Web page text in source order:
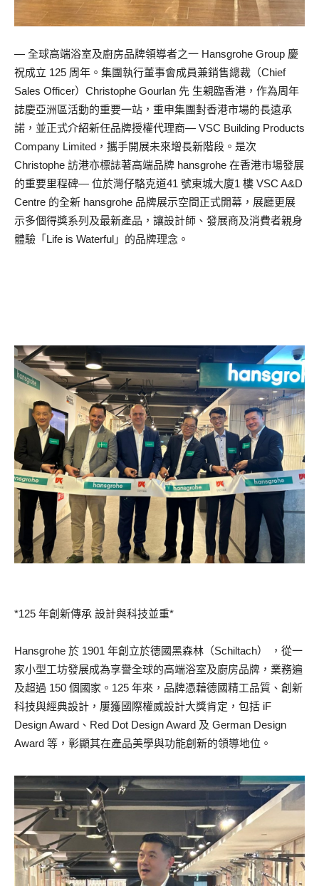
— 全球高端浴室及廚房品牌領導者之一 Hansgrohe Group 慶
祝成立 125 周年。集團執行董事會成員兼銷售總裁（Chief
Sales Officer）Christophe Gourlan 先 生親臨香港，作為周年
誌慶亞洲區活動的重要一站，重申集團對香港市場的長遠承
諾，並正式介紹新任品牌授權代理商— VSC Building Products
Company Limited，攜手開展未來增長新階段。是次
Christophe 訪港亦標誌著高端品牌 hansgrohe 在香港市場發展
的重要里程碑— 位於灣仔駱克道41 號東城大廈1 樓 VSC A&D
Centre 的全新 hansgrohe 品牌展示空間正式開幕，展廳更展
示多個得獎系列及最新產品，讓設計師、發展商及消費者親身
體驗「Life is Waterful」的品牌理念。
*125 年創新傳承 設計與科技並重*
Hansgrohe 於 1901 年創立於德國黑森林（Schiltach） ，從一
家小型工坊發展成為享譽全球的高端浴室及廚房品牌，業務遍
及超過 150 個國家。125 年來，品牌憑藉德國精工品質、創新
科技與經典設計，屢獲國際權威設計大獎肯定，包括 iF
Design Award、Red Dot Design Award 及 German Design
Award 等，彰顯其在產品美學與功能創新的領導地位。